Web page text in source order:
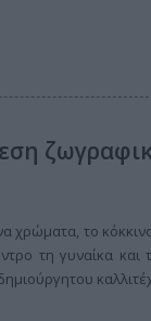
χρώματα, το
τη γυναίκα